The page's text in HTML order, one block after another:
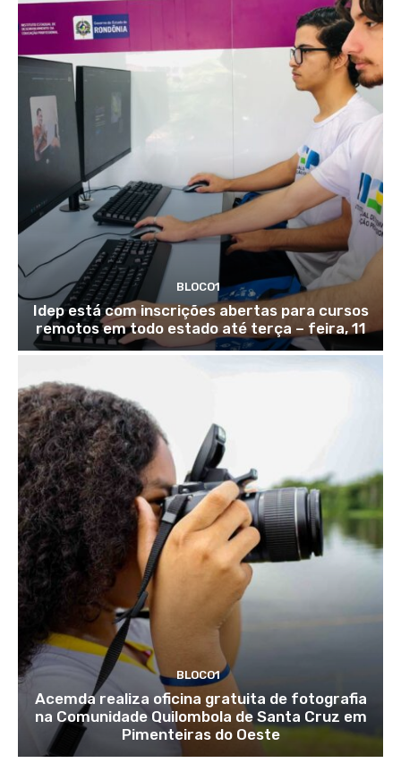
BLOCO1
Idep está com inscrições abertas para cursos
remotos em todo estado até terça – feira, 11
BLOCO1
Acemda realiza oficina gratuita de fotografia
na Comunidade Quilombola de Santa Cruz em
Pimenteiras do Oeste